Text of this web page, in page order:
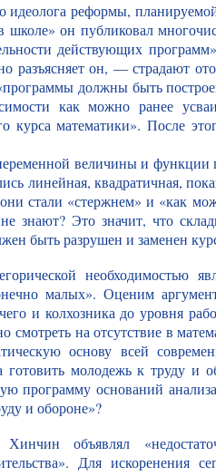
идеолога реформы,
он публиковал
действующих
разъясняет он, — страдают
должны быть
как можно ранее
курса математики». После
величины и функции
линейная, квадратичная,
стали «стержнем» и «как
знают? Это значит, что
быть разрушен и заменен
необходимостью
малых». Оценим
и колхозника до уровня
на отсутствие в
основу всей
молодежь к труду и
программу оснований
и обороне»?
объявлял
Для искоренения